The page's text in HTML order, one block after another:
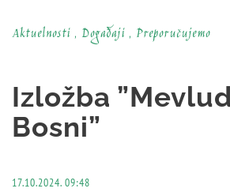
Aktuelnosti , Događaji , Preporučujemo
Izložba
Bosni”
17.10.2024. 09:48